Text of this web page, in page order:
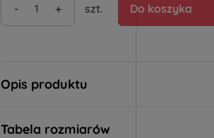
- + szt. Do koszyka
Opis produktu
Tabela rozmiarów